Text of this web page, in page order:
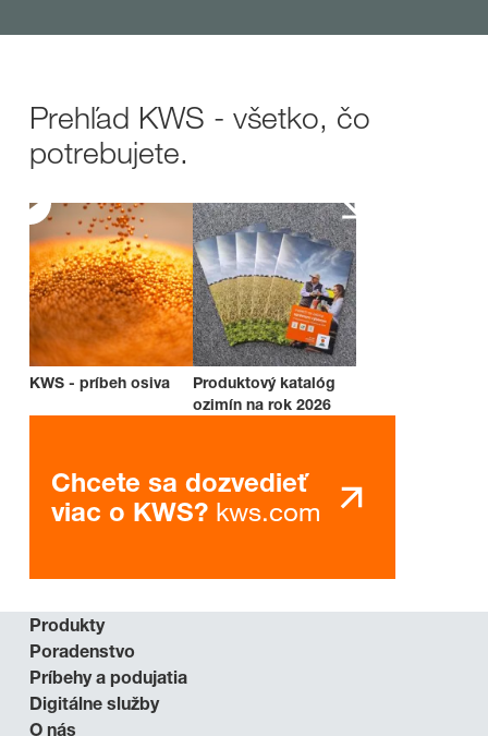
Prehľad KWS - všetko, čo
potrebujete.
KWS - príbeh osiva
Produktový katalóg
ozimín na rok 2026
Chcete sa dozvedieť
viac o KWS? kws.com
Produkty
Poradenstvo
Príbehy a podujatia
Digitálne služby
O nás